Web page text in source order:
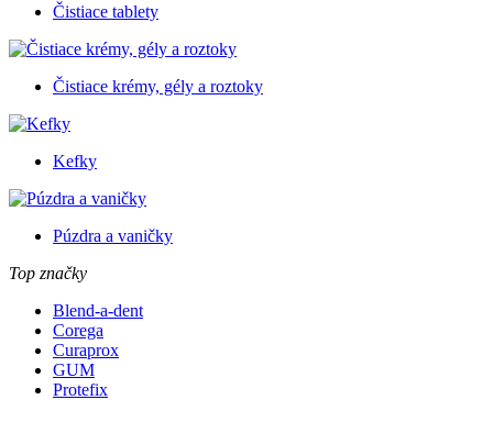
Čistiace tablety
Čistiace krémy, gély a roztoky
Kefky
Púzdra a vaničky
Top značky
Blend-a-dent
Corega
Curaprox
GUM
Protefix